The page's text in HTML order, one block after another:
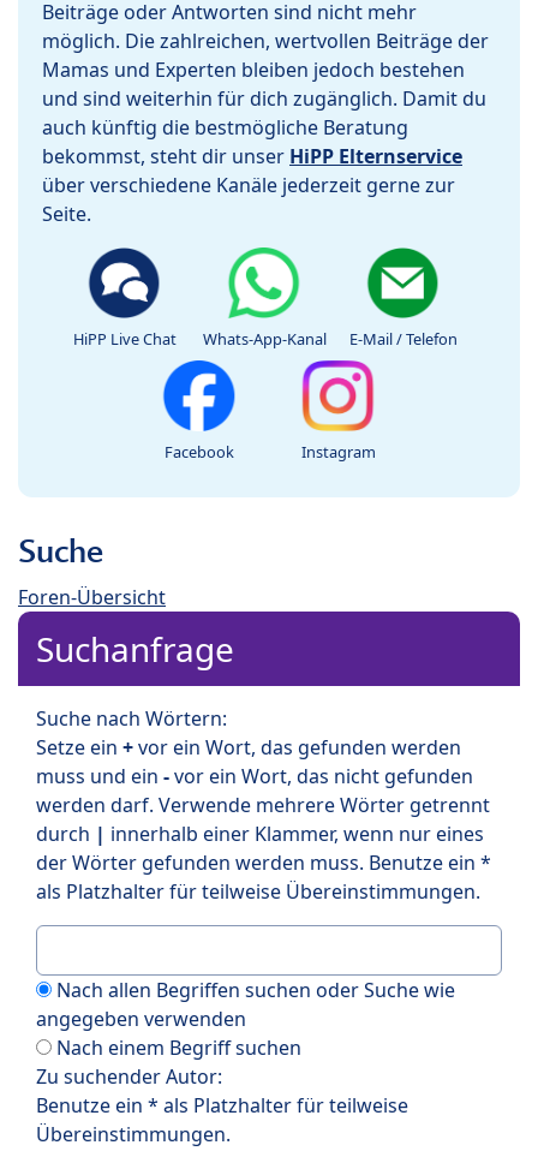
Beiträge oder Antworten sind nicht mehr
möglich. Die zahlreichen, wertvollen Beiträge der
Mamas und Experten bleiben jedoch bestehen
und sind weiterhin für dich zugänglich. Damit du
auch künftig die bestmögliche Beratung
bekommst, steht dir unser HiPP Elternservice
über verschiedene Kanäle jederzeit gerne zur
Seite.
HiPP Live Chat Whats-App-Kanal E-Mail / Telefon
Facebook Instagram
Suche
Foren-Übersicht
Suchanfrage
Suche nach Wörtern:
Setze ein +vor ein Wort, das gefunden werden
muss und ein -vor ein Wort, das nicht gefunden
werden darf. Verwende mehrere Wörter getrennt
durch | innerhalb einer Klammer, wenn nur eines
der Wörter gefunden werden muss. Benutze ein *
als Platzhalter für teilweise Übereinstimmungen.
Nach allen Begriffen suchen oder Suche wie
angegeben verwenden
Nach einem Begriff suchen
Zu suchender Autor:
Benutze ein * als Platzhalter für teilweise
Übereinstimmungen.